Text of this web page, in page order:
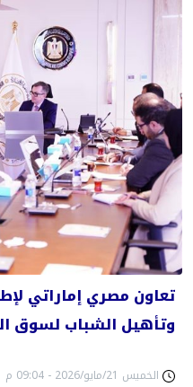
تعاون مصري إماراتي
وتأهيل الشباب لسوق
الخميس 21/مايو/2026 - 09:04 م